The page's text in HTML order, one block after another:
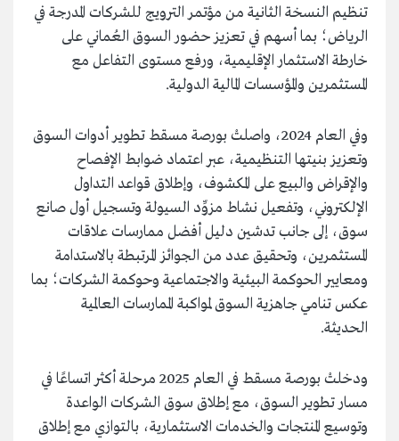
تنظيم النسخة الثانية من مؤتمر الترويج للشركات المدرجة في
الرياض؛ بما أسهم في تعزيز حضور السوق العُماني على
خارطة الاستثمار الإقليمية، ورفع مستوى التفاعل مع
المستثمرين والمؤسسات المالية الدولية.
وفي العام 2024، واصلتْ بورصة مسقط تطوير أدوات السوق
وتعزيز بنيتها التنظيمية، عبر اعتماد ضوابط الإفصاح
والإقراض والبيع على المكشوف، وإطلاق قواعد التداول
الإلكتروني، وتفعيل نشاط مزوِّد السيولة وتسجيل أول صانع
سوق، إلى جانب تدشين دليل أفضل ممارسات علاقات
المستثمرين، وتحقيق عدد من الجوائز المرتبطة بالاستدامة
ومعايير الحوكمة البيئية والاجتماعية وحوكمة الشركات؛ بما
عكس تنامي جاهزية السوق لمواكبة الممارسات العالمية
الحديثة.
ودخلتْ بورصة مسقط في العام 2025 مرحلة أكثر اتساعًا في
مسار تطوير السوق، مع إطلاق سوق الشركات الواعدة
وتوسيع المنتجات والخدمات الاستثمارية، بالتوازي مع إطلاق